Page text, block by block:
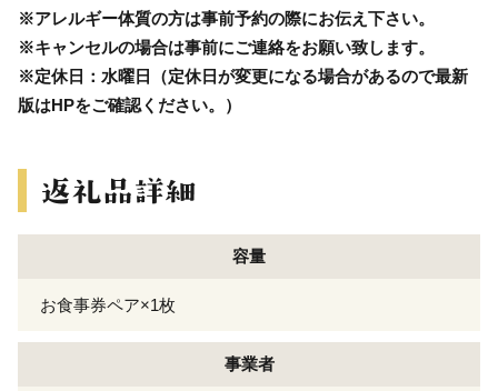
※アレルギー体質の方は事前予約の際にお伝え下さい。
※キャンセルの場合は事前にご連絡をお願い致します。
※定休日：水曜日（定休日が変更になる場合があるので最新
版はHPをご確認ください。）
容量
お食事券ペア×1枚
事業者